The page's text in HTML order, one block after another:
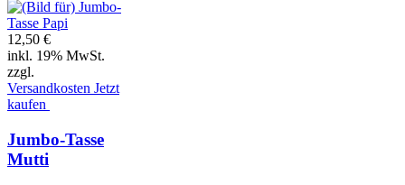
12,50 €
inkl. 19% MwSt.
zzgl.
Versandkosten Jetzt
kaufen
Jumbo-Tasse
Mutti